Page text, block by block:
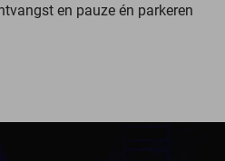
en pauze én parkeren